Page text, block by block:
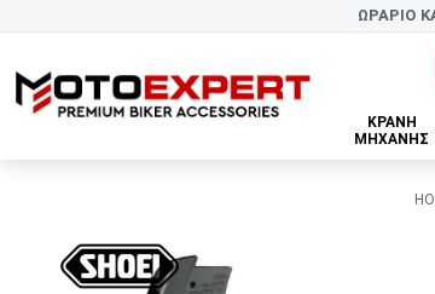
ΩΡΑΡΙΟ
ΚΡΑΝΗ
ΜΗΧΑΝΗΣ